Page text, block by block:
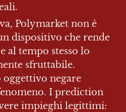
Polymarket non è
al tempo stesso lo
sfruttabile.
oggettivo negare
I prediction
impieghi legittimi: